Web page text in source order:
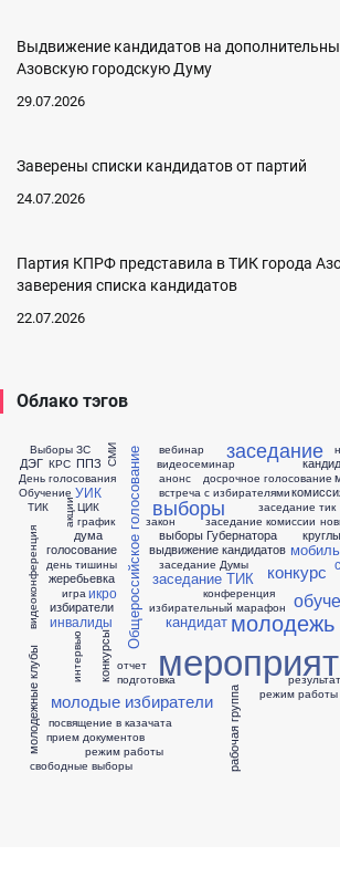
Выдвижение кандидатов на
Азовскую городскую Думу
29.07.2026
Заверены списки кандидатов от партий
24.07.2026
Партия КПРФ представила в ТИК города
заверения списка кандидатов
22.07.2026
Облако тэгов
Выборы ЗС
ДЭГ
День голосования
КРС
Обучение
Общероссийское голосование
ППЗ СМИ
ТИК
УИК
ЦИК
акции
анонс
вебинар
видеоконференция
видеосеминар
встреча с избирателями
выборы
выборы Губернатора
выдвижение кандидатов
голосование
график
день тишины
досрочное голосование
дума
жеребьевка
закон
заседание
заседание Думы
заседание ТИК
заседание комиссии
заседание тик
игра
избиратели избирательный марафон
икро
инвалиды
интервью
кандидат
конкурс
конкурсы
конференция
молодежные клубы
молодежь
молодые избиратели
отчет
подготовка
посвящение в казачата
прием документов рабочая группа
режим работы
режим
свободные выборы